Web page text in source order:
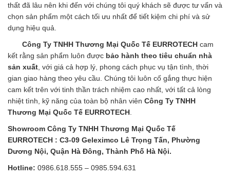
thất đã lâu nên khi đến với chúng tôi quý khách sẽ được tư vấn và
chọn sản phẩm một cách tối ưu nhất để tiết kiệm chi phí và sử
dụng hiệu quả.
Công Ty TNHH Thương Mại Quốc Tế EURROTECH cam
kết rằng sản phẩm luôn được bảo hành theo tiêu chuẩn nhà
sản xuất , với giá cả hợp lý, phong cách phục vụ tận tình, thời
gian giao hàng theo yêu cầu. Chúng tôi luôn cố gắng thực hiện
cam kết trên với tinh thần trách nhiệm cao nhất, với tất cả lòng
nhiệt tình, kỹ năng của toàn bộ nhân viên Công Ty TNHH
Thương Mại Quốc Tế EURROTECH
Showroom Công Ty TNHH Thương Mại Quốc Tế
EURROTECH : C3-09 Geleximco Lê Trọng Tấn, Phường
Dương Nội, Quận Hà Đông, Thành Phố Hà Nội.
Hotline: 0986.618.555 – 0985.594.631